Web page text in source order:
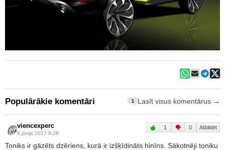
Populārākie komentāri 1 Lasīt visus komentārus →
viencexperc
8.jūnijs 2017 9:26
1 0 Atbildēt
Toniks ir gāzēts dzēriens, kurā ir izšķīdināts hinīns. Sākotnēji toniku